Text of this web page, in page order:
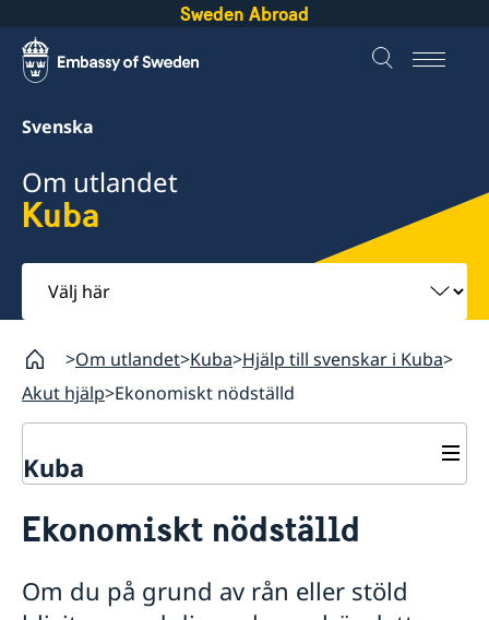
Sweden Abroad
Svenska
Om utlandet
Kuba
Välj
här
Om utlandet Kuba Hjälp till svenskar i Kuba
Akut hjälp Ekonomiskt nödställd
Kuba
Hjälp till svenskar i Kuba
Pass i Kuba
Ekonomiskt nödställd
Om du på grund av rån eller stöld